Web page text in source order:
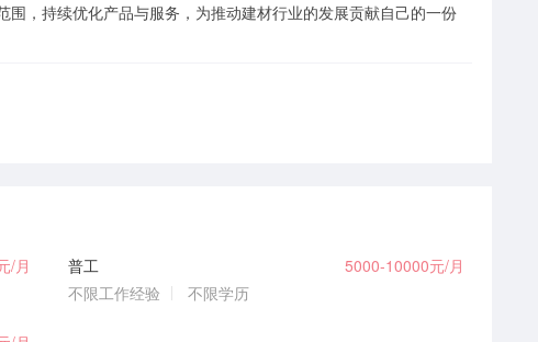
，持续优化产品与服务，为推动建材行业的发展贡献自己的一份
/月
普工
5000-10000元/月
不限工作经验
不限学历